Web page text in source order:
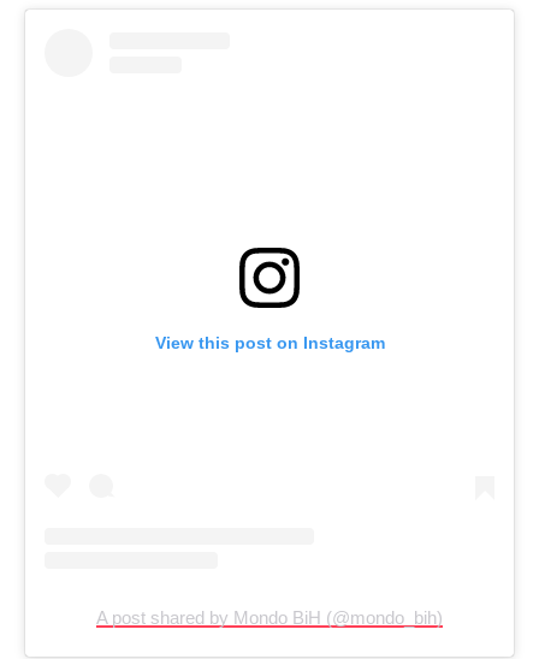
View this post on Instagram
A post shared by Mondo BiH (@mondo_bih)